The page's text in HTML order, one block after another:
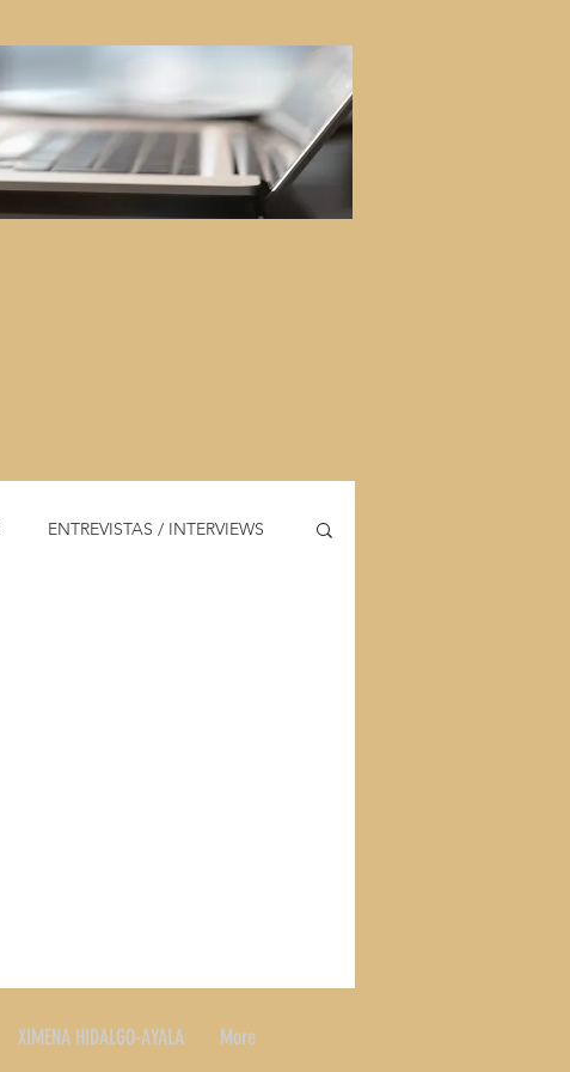
ENTREVISTAS / INTERVIEWS
XIMENA HIDALGO-AYALA More